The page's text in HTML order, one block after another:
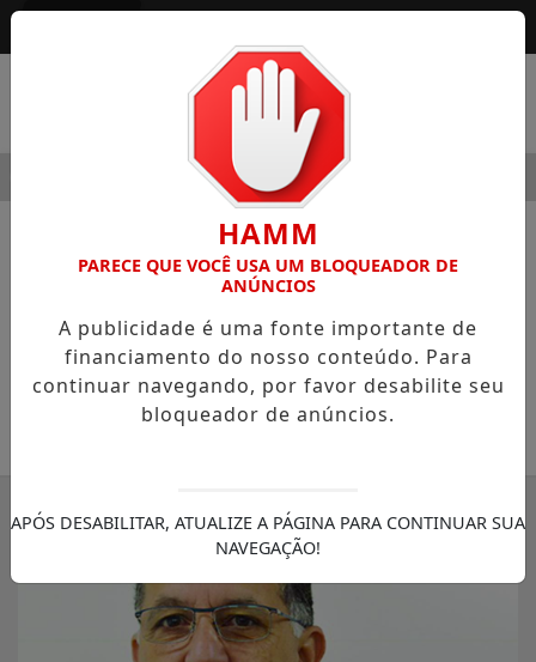
HOSPITAL SAMARITANO HIGIENÓPOLIS
COLUNISTAS
A busca da felicidade
Colunista Paulo Eduardo de Barros
Fonseca
HAMM
PARECE QUE VOCÊ USA UM BLOQUEADOR DE
ANÚNCIOS
A publicidade é uma fonte importante de
financiamento do nosso conteúdo. Para
continuar navegando, por favor desabilite seu
bloqueador de anúncios.
APÓS DESABILITAR, ATUALIZE A PÁGINA PARA CONTINUAR SUA
NAVEGAÇÃO!